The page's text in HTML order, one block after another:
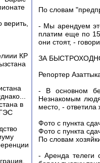
КР
в
ГЭС
По словам
- Мы арендуем
платим еще по 15
они стоят, -
ЗА
Репортер
- В основном
Незнакомым
место, -
Фото с пункта
Фото с пункта
​​По словам
- Аренда телеги